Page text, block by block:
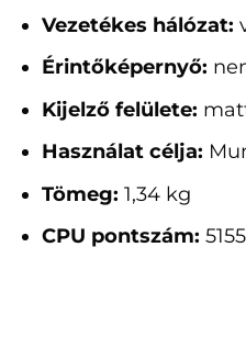
Vezetékes hálózat:
Érintőképernyő:
Kijelző felülete:
Használat célja:
Tömeg: 1,34 kg
CPU pontszám: